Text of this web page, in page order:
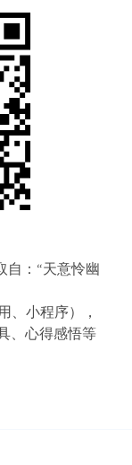
自：“天意怜幽
、小程序），
、心得感悟等